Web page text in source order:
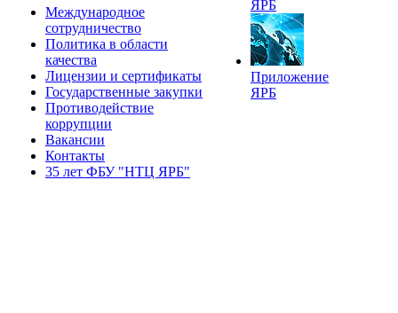
Международное
сотрудничество
Политика в области
качества
Лицензии и сертификаты
Государственные закупки
Противодействие
коррупции
Вакансии
Контакты
35 лет ФБУ "НТЦ ЯРБ"
ЯРБ
Приложение
ЯРБ